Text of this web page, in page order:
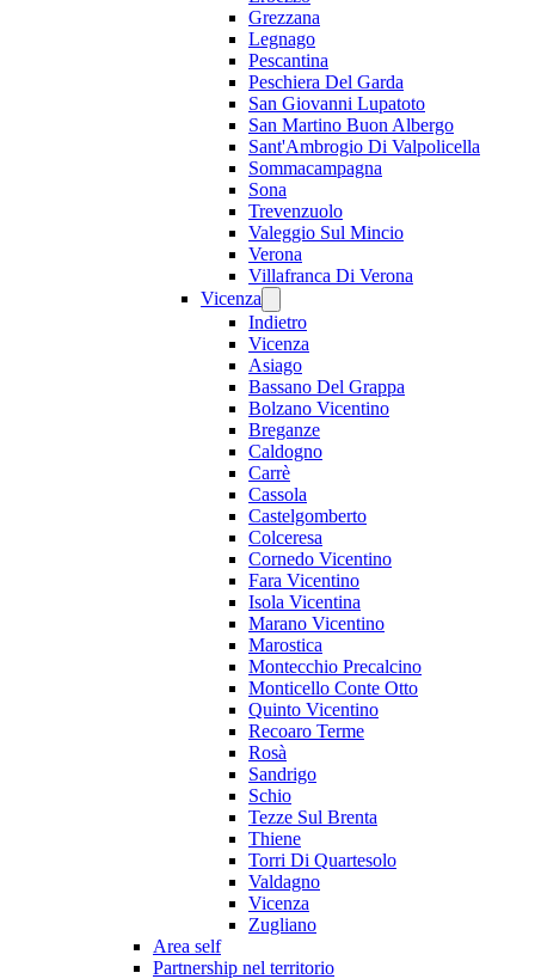
Grezzana
Legnago
Pescantina
Peschiera Del Garda
San Giovanni Lupatoto
San Martino Buon Albergo
Sant'Ambrogio Di Valpolicella
Sommacampagna
Sona
Trevenzuolo
Valeggio Sul Mincio
Verona
Villafranca Di Verona
Vicenza
Indietro
Vicenza
Asiago
Bassano Del Grappa
Bolzano Vicentino
Breganze
Caldogno
Carrè
Cassola
Castelgomberto
Colceresa
Cornedo Vicentino
Fara Vicentino
Isola Vicentina
Marano Vicentino
Marostica
Montecchio Precalcino
Monticello Conte Otto
Quinto Vicentino
Recoaro Terme
Rosà
Sandrigo
Schio
Tezze Sul Brenta
Thiene
Torri Di Quartesolo
Valdagno
Vicenza
Zugliano
Area self
Partnership nel territorio